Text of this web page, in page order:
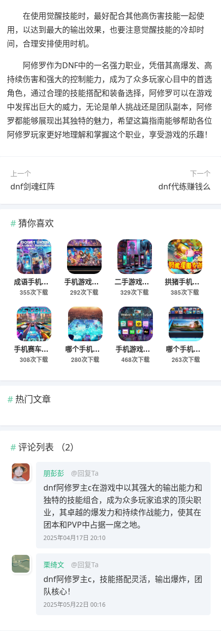
在使用觉醒技能时，最好配合其他高伤害技能一起使
用，以达到最大的输出效果，也要注意觉醒技能的冷却时
间，合理安排使用时机。
阿修罗作为DNF中的一名强力职业，凭借其高爆发、高
持续伤害和强大的控制能力，成为了众多玩家心目中的首选
角色，通过合理的技能搭配和装备选择，阿修罗可以在游戏
中发挥出巨大的威力，无论是单人挑战还是团队副本，阿修
罗都能够展现出其独特的魅力，希望这篇指南能够帮助各位
阿修罗玩家更好地理解和掌握这个职业，享受游戏的乐趣！
上一个
dnf剑魂红阵
下一个
dnf代练赚钱么
猜你喜欢
成语手机游戏哪个好
355次下载
手机游戏哪个游戏妹子多
292次下载
二手游戏手机哪个合适玩
329次下载
拱猪手机游戏是哪个，哪里可以免费下载玩？
385次下载
手机赛车哪个游戏好玩
308次下载
哪个手机游戏能吃鸡
280次下载
手机游戏哪个平台好些，手机游戏平台排行榜哪个好用
468次下载
哪个手机游戏盒子好用，2024最新免费破解版推荐
263次下载
热门文章
评论列表 （2）
朋彭彭 @回复Ta
dnf阿修罗主c在游戏中以其强大的输出能力和
独特的技能组合，成为众多玩家追求的顶尖职
业，其卓越的爆发力和持续作战能力，使其在
团本和PVP中占据一席之地。
2025年04月17日 20:10
栗绮文 @回复Ta
dnf阿修罗主c，技能搭配灵活，输出爆炸，团
队核心！
2025年05月22日 00:16